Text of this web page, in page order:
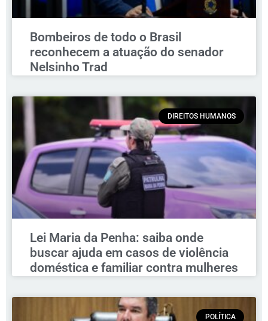
Bombeiros de todo o Brasil
reconhecem a atuação do senador
Nelsinho Trad
DIREITOS HUMANOS
Lei Maria da Penha: saiba onde
buscar ajuda em casos de violência
doméstica e familiar contra mulheres
POLÍTICA